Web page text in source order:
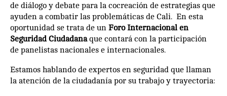
de diálogo y debate para la cocreación de estrategias que
ayuden a combatir las problemáticas de Cali. En esta
oportunidad se trata de un Foro Internacional en
Seguridad Ciudadanaque contará con la participación
de panelistas nacionales e internacionales.
Estamos hablando de expertos en seguridad que llaman
la atención de la ciudadanía por su trabajo y trayectoria: